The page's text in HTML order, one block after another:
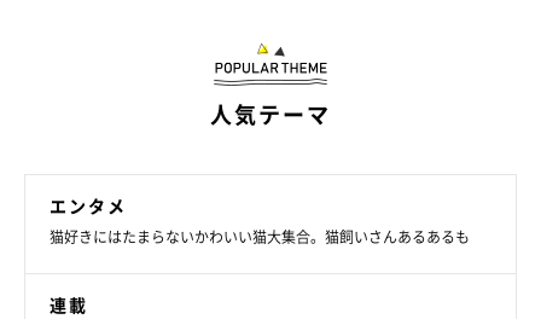
人気テーマ
エンタメ
猫好きにはたまらないかわいい猫大集合。猫飼いさんあるあるも
連載